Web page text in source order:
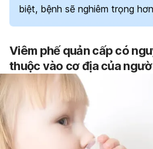
biệt, bệnh sẽ nghiêm trọng
Viêm phế quản cấp có
thuộc vào cơ địa của